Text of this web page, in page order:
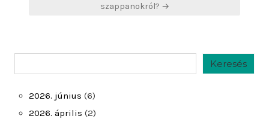
szappanokról? →
Keresés
2026. június (6)
2026. április (2)